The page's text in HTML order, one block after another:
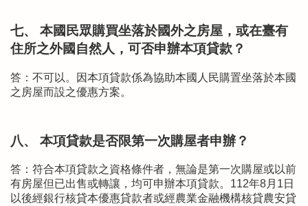
七、 本國民眾購買坐落於國外之房屋，或在臺有
住所之外國自然人，可否申辦本項貸款？
答：不可以。因本項貸款係為協助本國人民購置坐落於本國
之房屋而設之優惠方案。
八、 本項貸款是否限第一次購屋者申辦？
答：符合本項貸款之資格條件者，無論是第一次購屋或以前
有房屋但已出售或轉讓，均可申辦本項貸款。112年8月1日
以後經銀行核貸本優惠貸款者或經農業金融機構核貸農安貸